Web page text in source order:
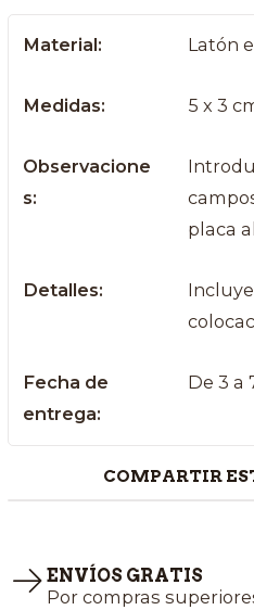
Material: Latón
Medidas: 5 x 3
Observacione
s:
placa
Detalles:
Fecha de
entrega:
De 3 a
COMPARTIR
ENVÍOS GRATIS
Por compras